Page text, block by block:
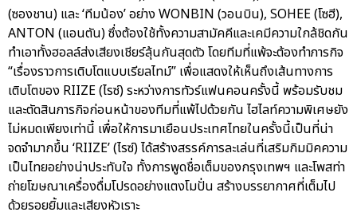
(ซองชาน) และ ‘ทีมน้อง’ อย่าง WONBIN (วอนบิน), SOHEE (โซฮี),
ANTON (แอนตัน) ซึ่งต้องใช้ทั้งความสามัคคีและเคมีความใกล้ชิดกัน
ทำเอาทั้งฮอลล์ส่งเสียงเชียร์ลุ้นกันสุดตัว โดยทีมที่แพ้จะต้องทำภารกิจ
“เรื่องราวการเติบโตแบบเรียลไทม์” เพื่อแสดงให้เห็นถึงเส้นทางการ
เติบโตของ RIIZE (ไรซ์) ระหว่างการทัวร์แฟนคอนครั้งนี้ พร้อมรับชม
และตัดสินภารกิจก่อนหน้าของทีมที่แพ้ไปด้วยกัน ไฮไลท์ความพิเศษยัง
ไม่หมดเพียงเท่านี้ เพื่อให้การมาเยือนประเทศไทยในครั้งนี้เป็นที่น่า
จดจำมากขึ้น ‘RIIZE’ (ไรซ์) ได้สร้างสรรค์การละเล่นที่เสริมกิมมิคความ
เป็นไทยอย่างน่าประทับใจ ทั้งการพูดชื่อเต็มของกรุงเทพฯ และโพสท่า
ถ่ายโฆษณาเครื่องดื่มโปรดอย่างแตงโมปั่น สร้างบรรยากาศที่เต็มไป
ด้วยรอยยิ้มและเสียงหัวเราะ